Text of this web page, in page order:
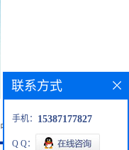
中间体
联系方式
手机： 15387177827
Q Q：